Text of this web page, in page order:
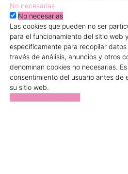
No necesarias
No necesarias
Las cookies que pueden no ser
para el funcionamiento del sitio web
específicamente para recopilar
través de análisis, anuncios y otros
denominan cookies no necesarias.
consentimiento del usuario antes de
su sitio web.